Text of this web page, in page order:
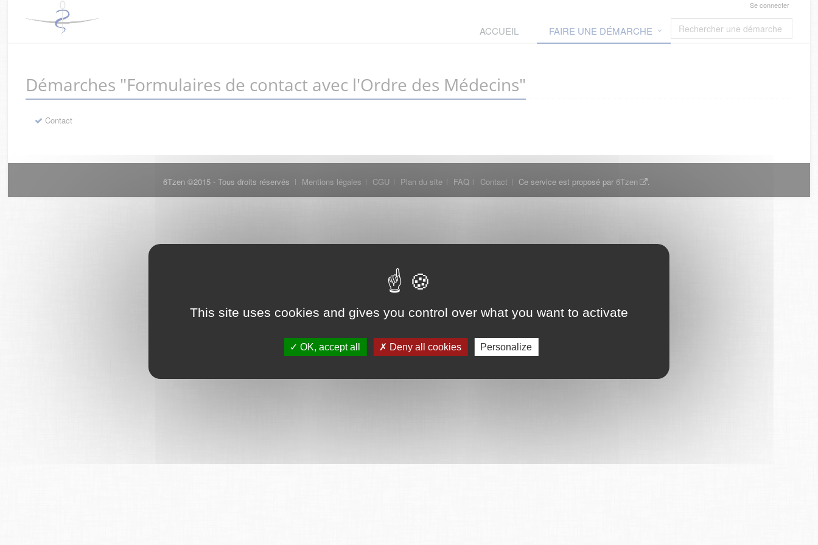
This site uses cookies and gives you control over what you want to activate
OK, accept all Deny all cookies Personalize
Se connecter
ACCUEIL FAIRE UNE DÉMARCHE
Démarches "Formulaires de contact avec l'Ordre des Médecins"
Contact
6Tzen ©2015 - Tous droits réservés Mentions légales CGU Plan du site FAQ Contact Ce service est proposé par 6Tzen .